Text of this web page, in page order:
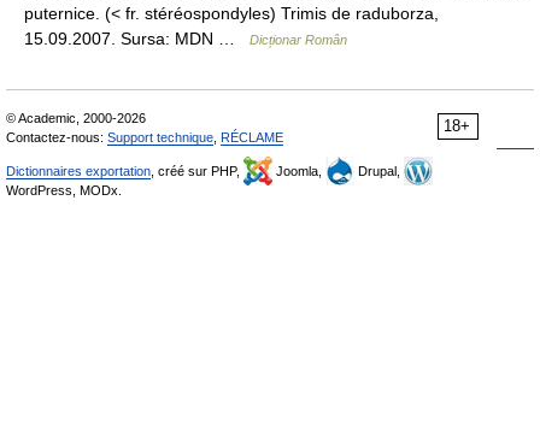
puternice. (< fr. stéréospondyles) Trimis de raduborza,
15.09.2007. Sursa: MDN …
Dicționar Român
18+
© Academic, 2000-2026
Contactez-nous: Support technique RÉCLAME
Dictionnaires exportation , créé sur PHP, Joomla,
Drupal,
WordPress, MODx.